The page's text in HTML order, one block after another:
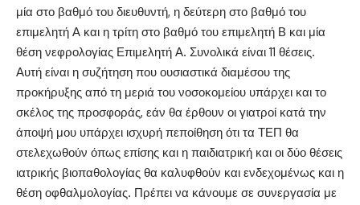
μία στο βαθμό του διευθυντή, η δεύτερη στο βαθμό του
επιμελητή Α και η τρίτη στο βαθμό του επιμελητή Β και μία
θέση νεφρολογίας Επιμελητή Α. Συνολικά είναι 11 θέσεις.
Αυτή είναι η συζήτηση που ουσιαστικά διαμέσου της
προκήρυξης από τη μεριά του νοσοκομείου υπάρχει και το
σκέλος της προσφοράς, εάν θα έρθουν οι γιατροί κατά την
άποψή μου υπάρχει ισχυρή πεποίθηση ότι τα ΤΕΠ θα
στελεχωθούν όπως επίσης και η παιδιατρική και οι δύο θέσεις
ιατρικής βιοπαθολογίας θα καλυφθούν και ενδεχομένως και η
θέση οφθαλμολογίας. Πρέπει να κάνουμε σε συνεργασία με